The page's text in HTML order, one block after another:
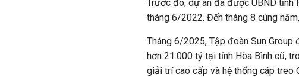
Trước đó, dự án đã được UBND tỉnh
tháng 6/2022. Đến tháng 8 cùng năm,
Tháng 6/2025, Tập đoàn Sun
hơn 21.000 tỷ tại tỉnh Hòa Bình cũ,
giải trí cao cấp và hệ thống cáp treo